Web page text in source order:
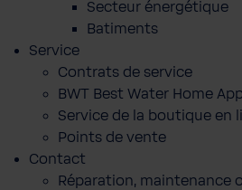
Secteur énergétique
Batiments
Service
Contrats de service
BWT Best Water Home
Service de la boutique en
Points de vente
Contact
Réparation, maintenance